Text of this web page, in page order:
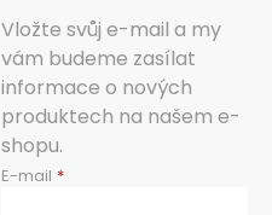
Vložte svůj e-mail a my
vám budeme zasílat
informace o nových
produktech na našem e-
shopu.
E-mail